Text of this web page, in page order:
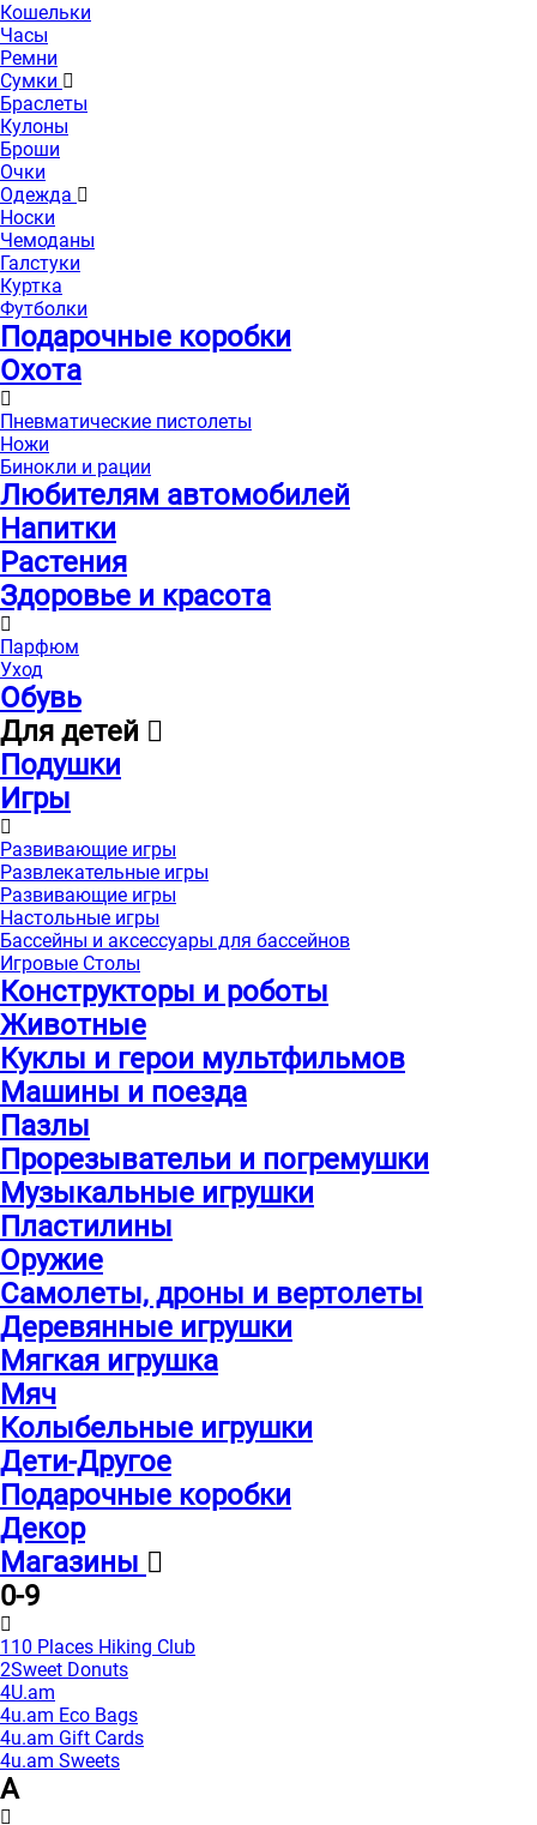
Кошельки
Часы
Ремни
Сумки
Браслеты
Кулоны
Броши
Очки
Одежда
Носки
Чемоданы
Галстуки
Куртка
Футболки
Подарочные коробки
Охота
Пневматические пистолеты
Ножи
Бинокли и рации
Любителям автомобилей
Напитки
Растения
Здоровье и красота
Парфюм
Уход
Обувь
Для детей
Подушки
Игры
Развивающие игры
Развлекательные игры
Развивающие игры
Настольные игры
Бассейны и аксессуары для бассейнов
Игровые Столы
Конструкторы и роботы
Животные
Куклы и герои мультфильмов
Машины и поезда
Пазлы
Прорезывательи и погремушки
Музыкальные игрушки
Пластилины
Оружие
Самолеты, дроны и вертолеты
Деревянные игрушки
Мягкая игрушка
Мяч
Колыбельные игрушки
Дети-Другое
Подарочные коробки
Декор
Магазины
0-9
110 Places Hiking Club
2Sweet Donuts
4U.am
4u.am Eco Bags
4u.am Gift Cards
4u.am Sweets
A